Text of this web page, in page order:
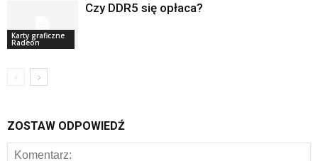
Karty graficzne
Radeon
Czy DDR5 się opłaca?
ZOSTAW ODPOWIEDŹ